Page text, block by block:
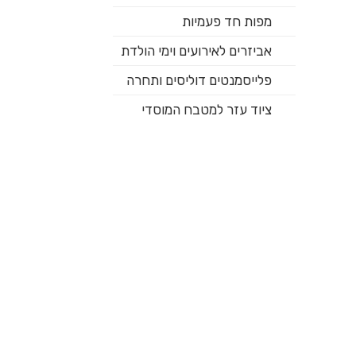
מפות חד פעמיות
אביזרים לאירועים וימי הולדת
פלייסמנטים דוליסים ותחרה
ציוד עזר למטבח המוסדי